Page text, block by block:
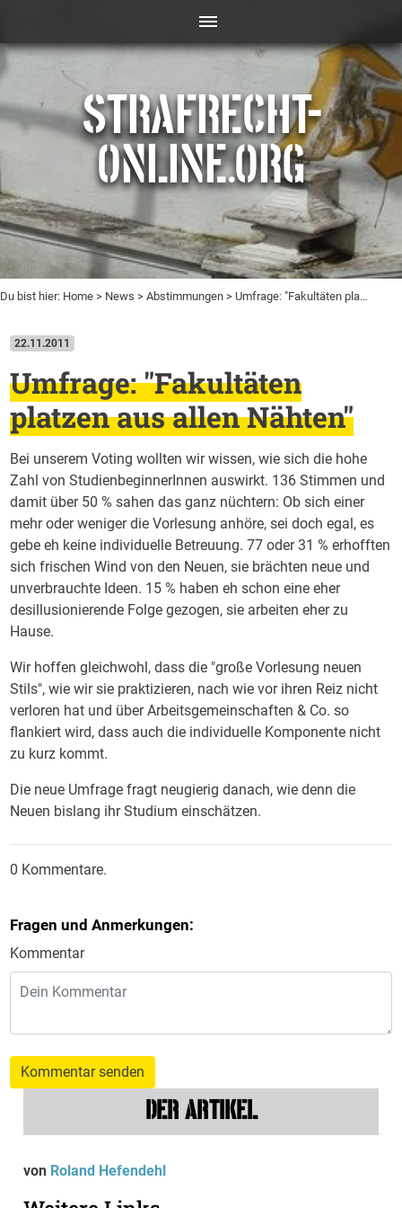
STRAFRECHT-
ONLINE.ORG
Du bist hier: Home > News > Abstimmungen > Umfrage: "Fakultäten pla…
22.11.2011
Umfrage: "Fakultäten
platzen aus allen Nähten"
Bei unserem Voting wollten wir wissen, wie sich die hohe
Zahl von StudienbeginnerInnen auswirkt. 136 Stimmen und
damit über 50 % sahen das ganz nüchtern: Ob sich einer
mehr oder weniger die Vorlesung anhöre, sei doch egal, es
gebe eh keine individuelle Betreuung. 77 oder 31 % erhofften
sich frischen Wind von den Neuen, sie brächten neue und
unverbrauchte Ideen. 15 % haben eh schon eine eher
desillusionierende Folge gezogen, sie arbeiten eher zu
Hause.
Wir hoffen gleichwohl, dass die "große Vorlesung neuen
Stils", wie wir sie praktizieren, nach wie vor ihren Reiz nicht
verloren hat und über Arbeitsgemeinschaften & Co. so
flankiert wird, dass auch die individuelle Komponente nicht
zu kurz kommt.
Die neue Umfrage fragt neugierig danach, wie denn die
Neuen bislang ihr Studium einschätzen.
0 Kommentare.
Fragen und Anmerkungen:
Kommentar
Kommentar senden
DER ARTIKEL
von Roland Hefendehl